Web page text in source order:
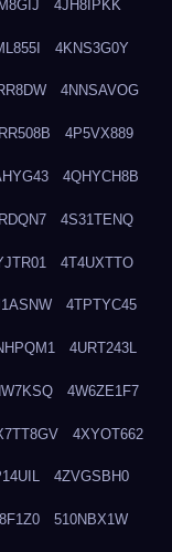
4JH8IPKK
4KNS3G0Y
4NNSAVOG
4P5VX889
4QHYCH8B
4S31TENQ
4T4UXTTO
4TPTYC45
4URT243L
4W6ZE1F7
4XYOT662
4ZVGSBH0
510NBX1W